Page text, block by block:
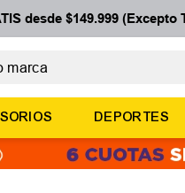
desde $149.999 (Excepto
DEPORTES